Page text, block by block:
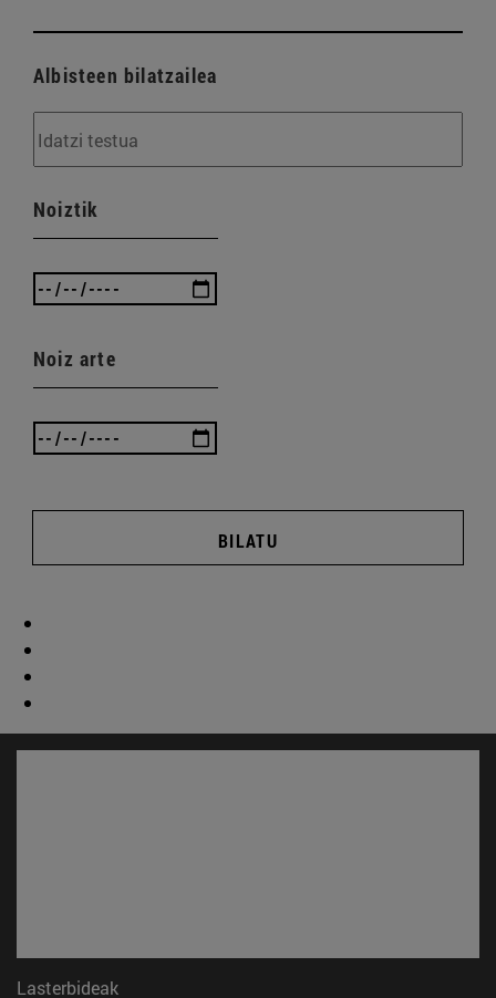
Albisteen bilatzailea
Noiztik
Noiz arte
BILATU
Lasterbideak